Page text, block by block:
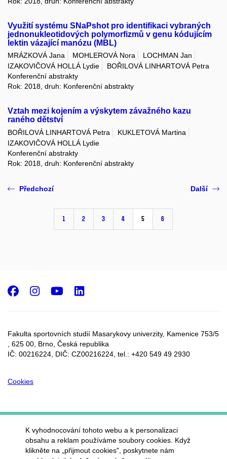
Využití systému SNaPshot pro identifikaci vybraných
jednonukleotidových polymorfizmů v genu kódujícím
lektin vázající manózu (MBL)
MRÁZKOVÁ Jana MOHLEROVÁ Nora
LOCHMAN Jan
IZAKOVIČOVÁ HOLLÁ Lydie
BOŘILOVÁ LINHARTOVÁ Petra
Konferenční abstrakty
Rok: 2018, druh: Konferenční abstrakty
Vztah mezi kojením a výskytem závažného kazu
raného dětství
BOŘILOVÁ LINHARTOVÁ Petra
KUKLETOVÁ Martina
IZAKOVIČOVÁ HOLLÁ Lydie
Konferenční abstrakty
Rok: 2018, druh: Konferenční abstrakty
Předchozí
1 2 3 4 5 6
Další
Fakulta sportovních studií Masarykovy univerzity, Kamenice 753/5​
, 625 00, Brno, Česká republika
IČ: 00216224, DIČ: CZ00216224, tel.: +420 549 49 2930
Cookies
Facebook
Instagram
Youtube
K vyhodnocování tohoto webu a k personalizaci
obsahu a reklam používáme soubory cookies. Když
klikněte na „přijmout cookies", poskytnete nám